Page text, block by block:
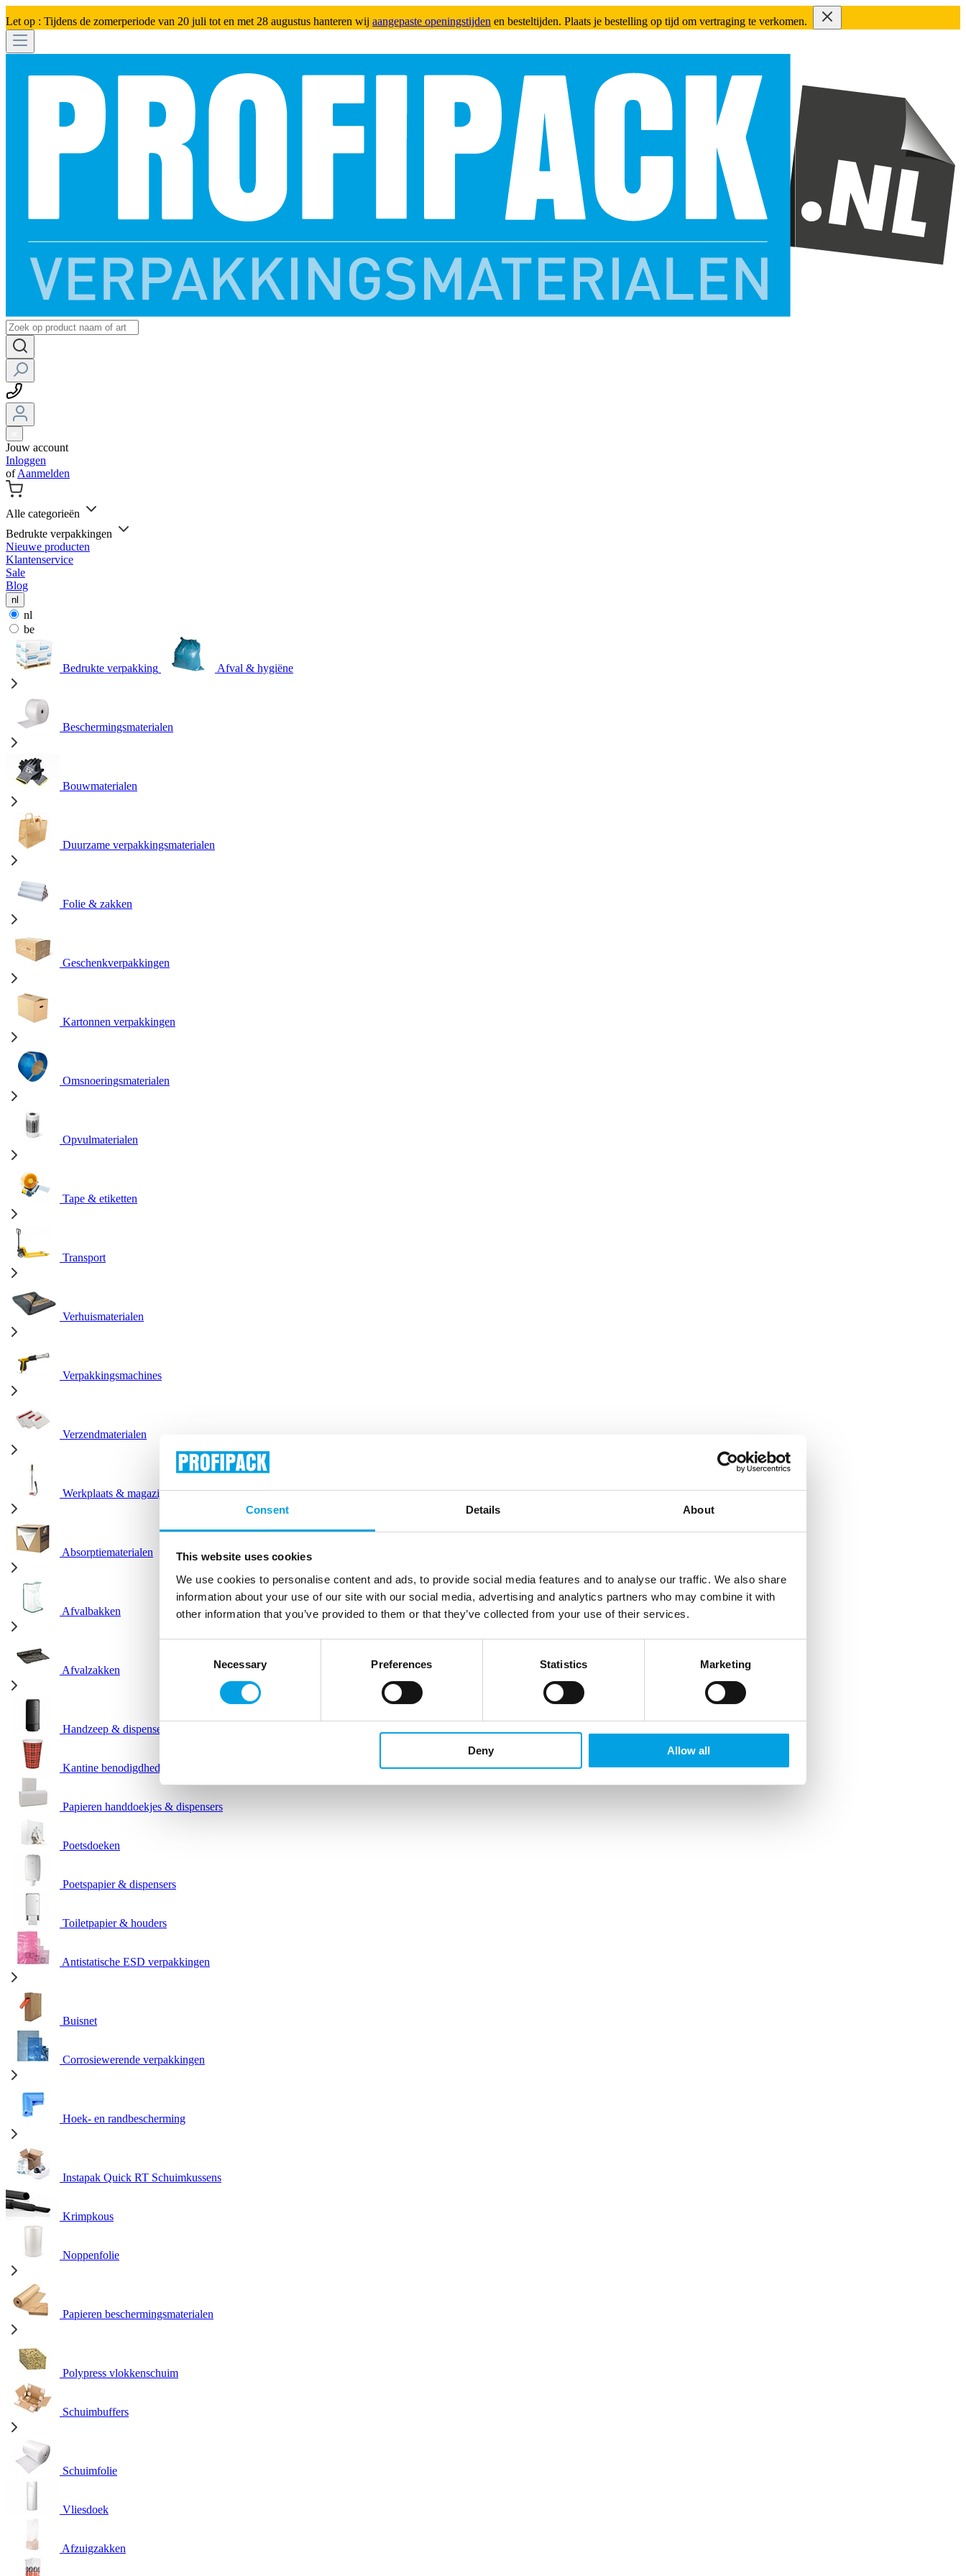
Consent Details About
This website uses cookies
We use cookies to personalise content and ads, to provide social media features and to analyse our traffic. We also share
information about your use of our site with our social media, advertising and analytics partners who may combine it with
other information that you’ve provided to them or that they’ve collected from your use of their services.
Necessary Preferences Statistics Marketing
Deny Allow all
Let op : Tijdens de zomerperiode van 20 juli tot en met 28 augustus hanteren wij aangepaste openingstijden en besteltijden. Plaats je bestelling op tijd om vertraging te verkomen.
Jouw account
Inloggen
ofAanmelden
Alle categorieën
Bedrukte verpakkingen
Nieuwe producten
Klantenservice
Sale
Blog
nl
nl
be
Bedrukte verpakking Afval & hygiëne
Beschermingsmaterialen
Bouwmaterialen
Duurzame verpakkingsmaterialen
Folie & zakken
Geschenkverpakkingen
Kartonnen verpakkingen
Omsnoeringsmaterialen
Opvulmaterialen
Tape & etiketten
Transport
Verhuismaterialen
Verpakkingsmachines
Verzendmaterialen
Werkplaats & magazijn
Absorptiematerialen
Afvalbakken
Afvalzakken
Handzeep & dispensers
Kantine benodigdheden
Papieren handdoekjes & dispensers
Poetsdoeken
Poetspapier & dispensers
Toiletpapier & houders
Antistatische ESD verpakkingen
Buisnet
Corrosiewerende verpakkingen
Hoek- en randbescherming
Instapak Quick RT Schuimkussens
Krimpkous
Noppenfolie
Papieren beschermingsmaterialen
Polypress vlokkenschuim
Schuimbuffers
Schuimfolie
Vliesdoek
Afzuigzakken